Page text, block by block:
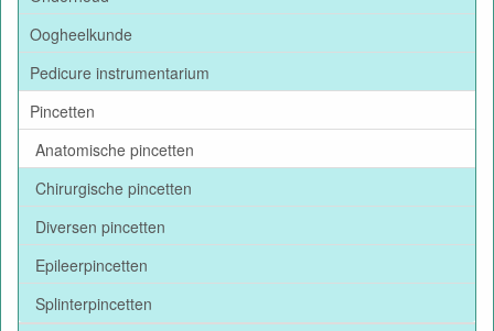
Oogheelkunde
Pedicure instrumentarium
Pincetten
Anatomische pincetten
Chirurgische pincetten
Diversen pincetten
Epileerpincetten
Splinterpincetten